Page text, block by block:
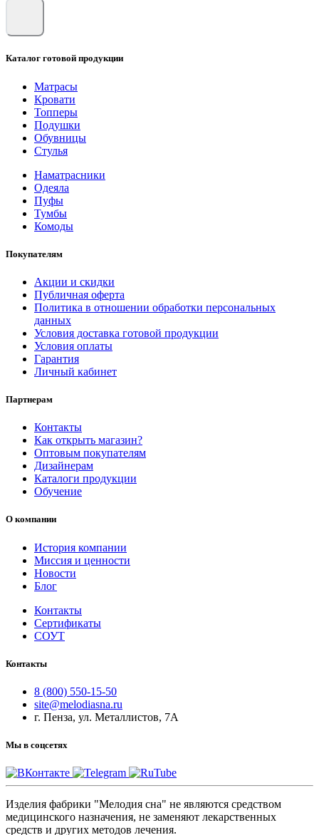
Каталог готовой продукции
Матрасы
Кровати
Топперы
Подушки
Обувницы
Стулья
Наматрасники
Одеяла
Пуфы
Тумбы
Комоды
Покупателям
Акции и скидки
Публичная оферта
Политика в отношении обработки персональных
данных
Условия доставка готовой продукции
Условия оплаты
Гарантия
Личный кабинет
Партнерам
Контакты
Как открыть магазин?
Оптовым покупателям
Дизайнерам
Каталоги продукции
Обучение
О компании
История компании
Миссия и ценности
Новости
Блог
Контакты
Сертификаты
СОУТ
Контакты
8 (800) 550-15-50
site@melodiasna.ru
г. Пенза, ул. Металлистов, 7А
Мы в соцсетях
Изделия фабрики "Мелодия сна" не являются средством
медицинского назначения, не заменяют лекарственных
средств и других методов лечения.